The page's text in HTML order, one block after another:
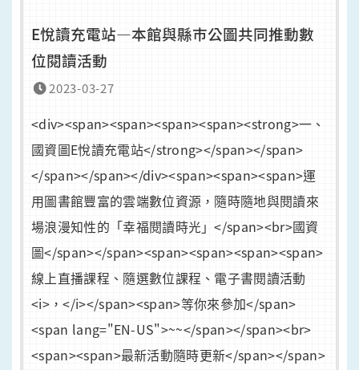
E悅讀充電站—本館與縣巿公圖共同推動數
位閱讀活動
2023-03-27
<div><span><span><span><span><strong>一、
國資圖E悅讀充電站</strong></span></span>
</span></span></div><span><span><span>運
用圖書館豐富的雲端數位資源，隨時隨地與閱讀來
場浪漫知性的「幸福閱讀時光」</span><br>國資
圖</span></span><span><span><span><span>
線上直播課程、隨選數位課程、電子書閱讀活動
<i>，</i></span><span>等你來參加</span>
<span lang="EN-US">~~</span></span><br>
<span><span>最新活動隨時更新</span></span>